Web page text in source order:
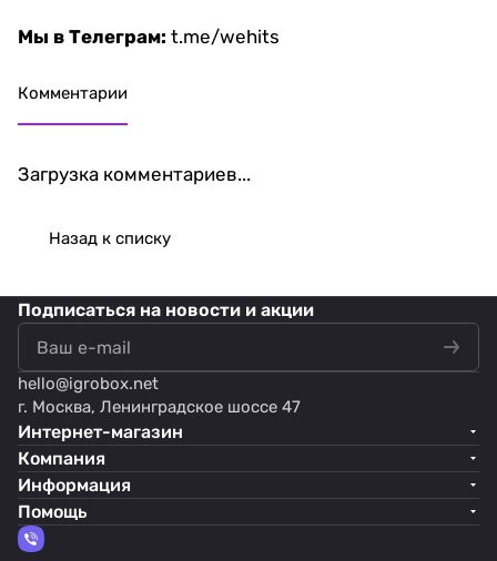
Мы в Телеграм: t.me/wehits
Комментарии
Загрузка комментариев...
Назад к списку
Подписаться на новости и акции
hello@igrobox.net
г. Москва, Ленинградское шоссе 47
Интернет-магазин
Компания
Информация
Помощь